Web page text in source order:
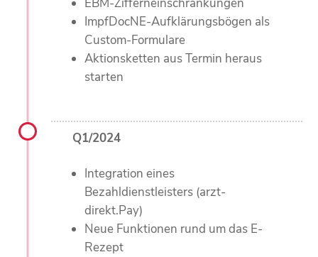
EBM-Zifferneinschränkungen
ImpfDocNE-Aufklärungsbögen als
Custom-Formulare
Aktionsketten aus Termin heraus
starten
Q1/2024
Integration eines
Bezahldienstleisters (arzt-
direkt.Pay)
Neue Funktionen rund um das E-
Rezept